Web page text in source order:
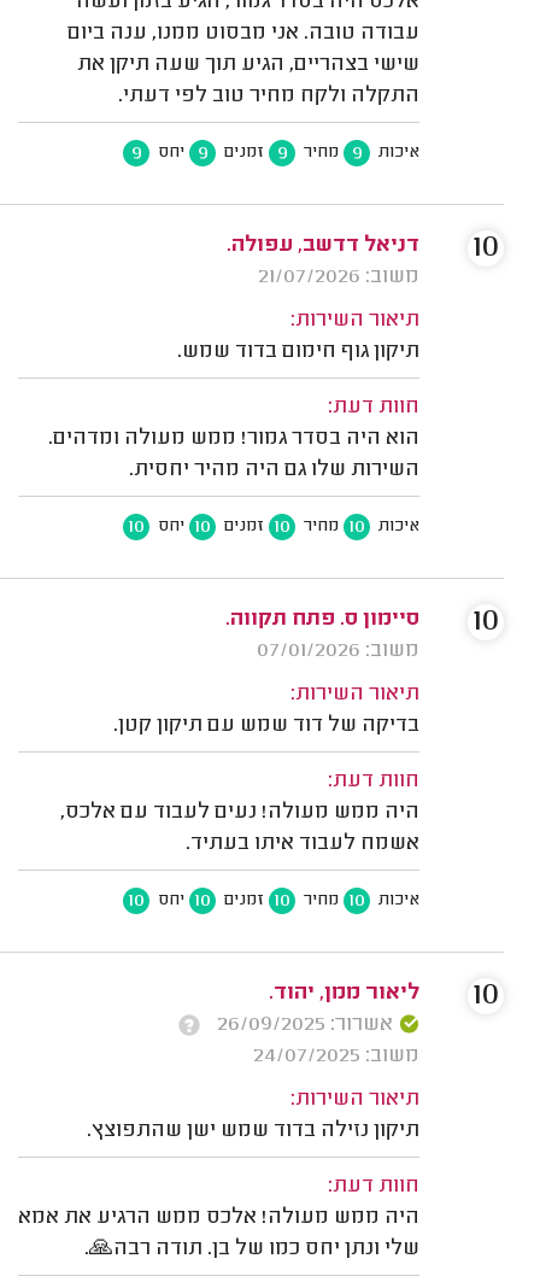
עבודה טובה. אני מבסוט ממנו, ענה ביום
שישי בצהריים, הגיע תוך שעה תיקן את
התקלה ולקח מחיר טוב לפי דעתי.
איכות 9 מחיר 9 זמנים 9 יחס 9
דניאל דדשב, עפולה.
משוב: 21/07/2026
תיאור השירות:
תיקון גוף חימום בדוד שמש.
חוות דעת:
הוא היה בסדר גמור! ממש מעולה ומדהים.
השירות שלו גם היה מהיר יחסית.
איכות 10 מחיר 10 זמנים 10 יחס 10
10
סיימון ס. פתח תקווה.
משוב: 07/01/2026
תיאור השירות:
בדיקה של דוד שמש עם תיקון קטן.
חוות דעת:
היה ממש מעולה! נעים לעבוד עם אלכס,
אשמח לעבוד איתו בעתיד.
איכות 10 מחיר 10 זמנים 10 יחס 10
10
ליאור ממן, יהוד.
אשרור: 26/09/2025
משוב: 24/07/2025
תיאור השירות:
תיקון נזילה בדוד שמש ישן שהתפוצץ.
חוות דעת:
היה ממש מעולה! אלכס ממש הרגיע את אמא
שלי ונתן יחס כמו של בן. תודה רבה🙏.
10